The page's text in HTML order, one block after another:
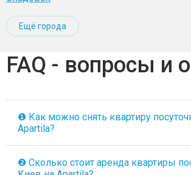
Ещё города
FAQ - вопросы и
❶ Как можно снять квартиру
Apartila?
❷ Сколько стоит аренда квартиры